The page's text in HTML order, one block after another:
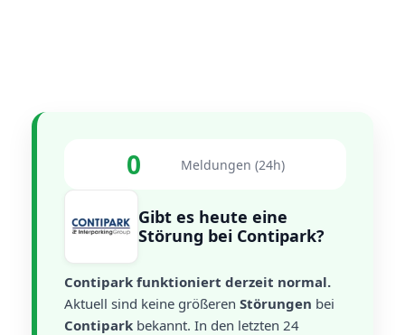
0 Meldungen (24h)
Gibt es heute eine
Störung bei Contipark?
Contipark funktioniert derzeit normal.
Aktuell sind keine größeren Störungen bei
Contipark bekannt. In den letzten 24